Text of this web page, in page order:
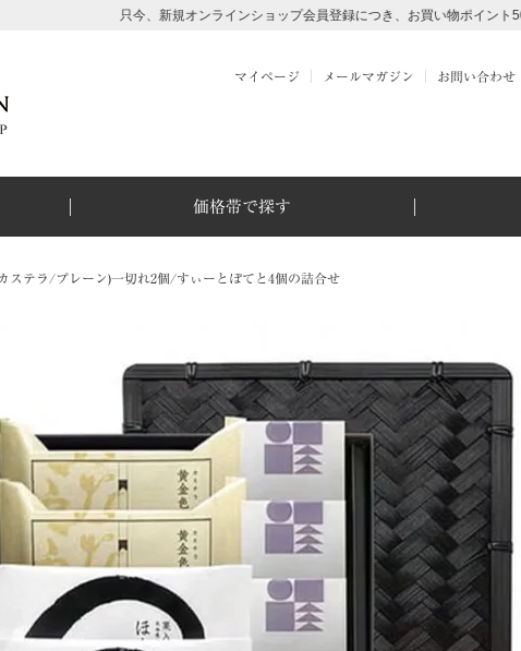
只今、新規オンラインショップ会員登録につき、お買い物ポイント500ポイント進
マイページ メールマガジン お問い合わせ
価格帯で探す
ステラ/プレーン)一切れ2個/すぃーとぽてと4個の詰合せ